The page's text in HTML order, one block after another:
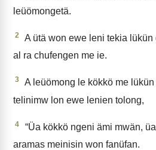
leüömongetä.
2
A ütä won ewe leni tekia
al ra chufengen me ie.
3
A leüömong le kökkö me
telinimw lon ewe lenien tolong,
4
“Üa kökkö ngeni ämi mwän,
aramas meinisin won fanüfan.